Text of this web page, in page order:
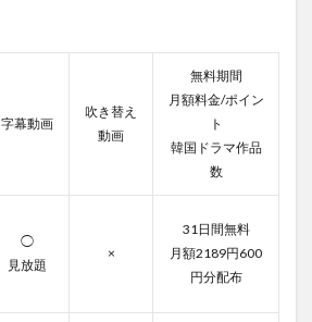
字幕動画
吹き替え
動画
無料期間
月額料金/ポイン
ト
韓国ドラマ作品
数
◯
見放題
×
31日間無料
月額2189円600
円分配布